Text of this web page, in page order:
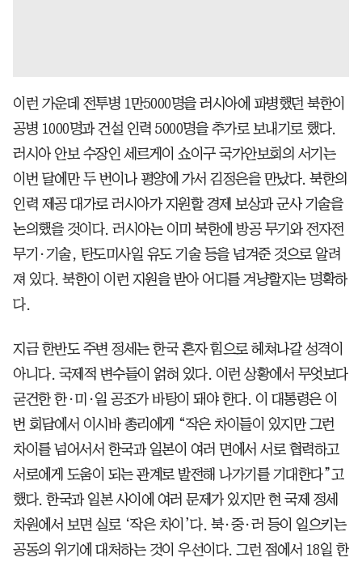
이런 가운데 전투병 1만5000명을 러시아에 파병했던 북한이
공병 1000명과 건설 인력 5000명을 추가로 보내기로 했다.
러시아 안보 수장인 세르게이 쇼이구 국가안보회의 서기는
이번 달에만 두 번이나 평양에 가서 김정은을 만났다. 북한의
인력 제공 대가로 러시아가 지원할 경제 보상과 군사 기술을
논의했을 것이다. 러시아는 이미 북한에 방공 무기와 전자전
무기·기술, 탄도미사일 유도 기술 등을 넘겨준 것으로 알려
져 있다. 북한이 이런 지원을 받아 어디를 겨냥할지는 명확하
다.
지금 한반도 주변 정세는 한국 혼자 힘으로 헤쳐나갈 성격이
아니다. 국제적 변수들이 얽혀 있다. 이런 상황에서 무엇보다
굳건한 한·미·일 공조가 바탕이 돼야 한다. 이 대통령은 이
번 회담에서 이시바 총리에게 “작은 차이들이 있지만 그런
차이를 넘어서서 한국과 일본이 여러 면에서 서로 협력하고
서로에게 도움이 되는 관계로 발전해 나가기를 기대한다”고
했다. 한국과 일본 사이에 여러 문제가 있지만 현 국제 정세
차원에서 보면 실로 ‘작은 차이’다. 북·중·러 등이 일으키는
공동의 위기에 대처하는 것이 우선이다. 그런 점에서 18일 한